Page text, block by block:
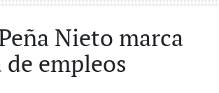
Nieto marca
empleos